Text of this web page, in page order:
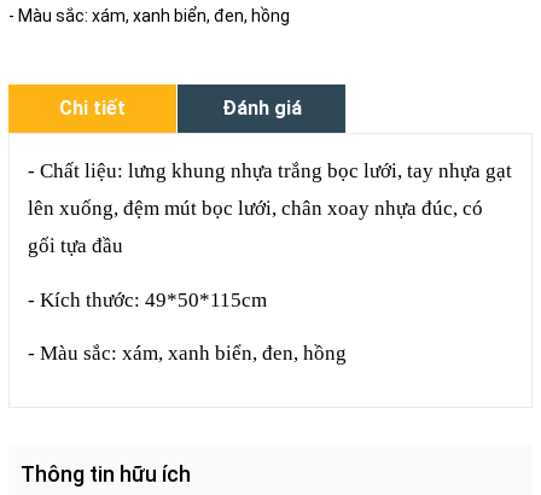
- Màu sắc: xám, xanh biển, đen, hồng
Chi tiết Đánh giá
- Chất liệu: lưng khung nhựa trắng bọc lưới, tay nhựa gạt
lên xuống, đệm mút bọc lưới, chân xoay nhựa đúc, có
gối tựa đầu
- Kích thước: 49*50*115cm
- Màu sắc: xám, xanh biển, đen, hồng
Thông tin hữu ích